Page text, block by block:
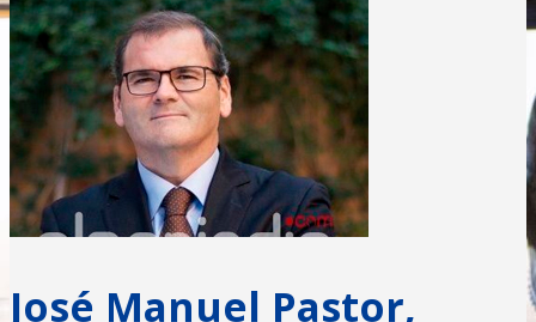
José Manuel Pastor,